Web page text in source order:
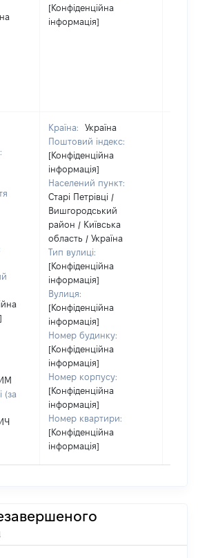
[Конфіденційна
інформація]
(за
Країна:
Україна
Поштовий індекс:
[Конфіденційна
інформація]
Населений пункт:
Старі Петрівці /
Вишгородський
район / Київська
область / Україна
Тип вулиці:
[Конфіденційна
інформація]
Вулиця:
[Конфіденційна
інформація]
Номер будинку:
[Конфіденційна
інформація]
Номер корпусу:
[Конфіденційна
інформація]
Номер квартири:
[Конфіденційна
інформація]